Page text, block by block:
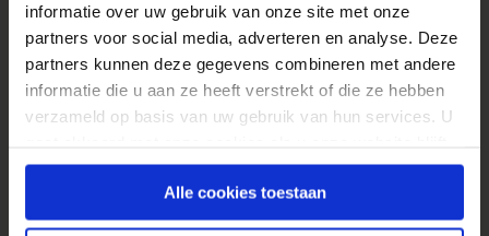
informatie over uw gebruik van onze site met onze
partners voor social media, adverteren en analyse. Deze
partners kunnen deze gegevens combineren met andere
informatie die u aan ze heeft verstrekt of die ze hebben
verzameld op basis van uw gebruik van hun services. U
gebruiken.
Alle cookies toestaan
Targeting begint nu eindelijk meer met
testing te integreren. We beginnen te
begrijpen dat we customer journeys
moeten optimaliseren, niet pagina’s.
Er lijkt een neiging te zijn om testing als
automatisch product aan te bieden aan
marketeers (zodat de webanalist tijd heeft